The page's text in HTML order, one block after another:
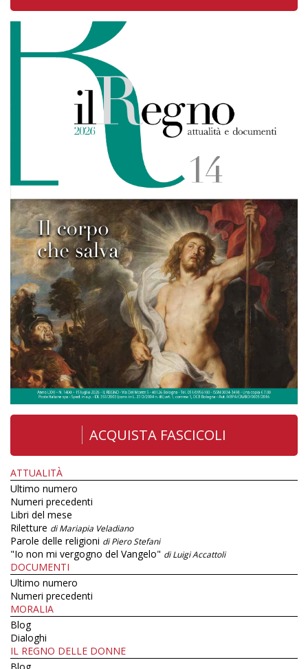
ACQUISTA FASCICOLI
ATTUALITÀ
Ultimo numero
Numeri precedenti
Libri del mese
Riletture di Mariapia Veladiano
Parole delle religioni di Piero Stefani
"Io non mi vergogno del Vangelo" di Luigi Accattoli
DOCUMENTI
Ultimo numero
Numeri precedenti
MORALIA
Blog
Dialoghi
IL REGNO DELLE DONNE